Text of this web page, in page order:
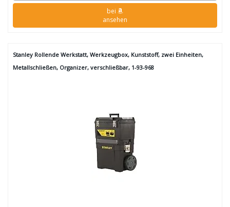
bei
ansehen
Stanley Rollende Werkstatt, Werkzeugbox, Kunststoff, zwei Einheiten,
Metallschließen, Organizer, verschließbar, 1-93-968